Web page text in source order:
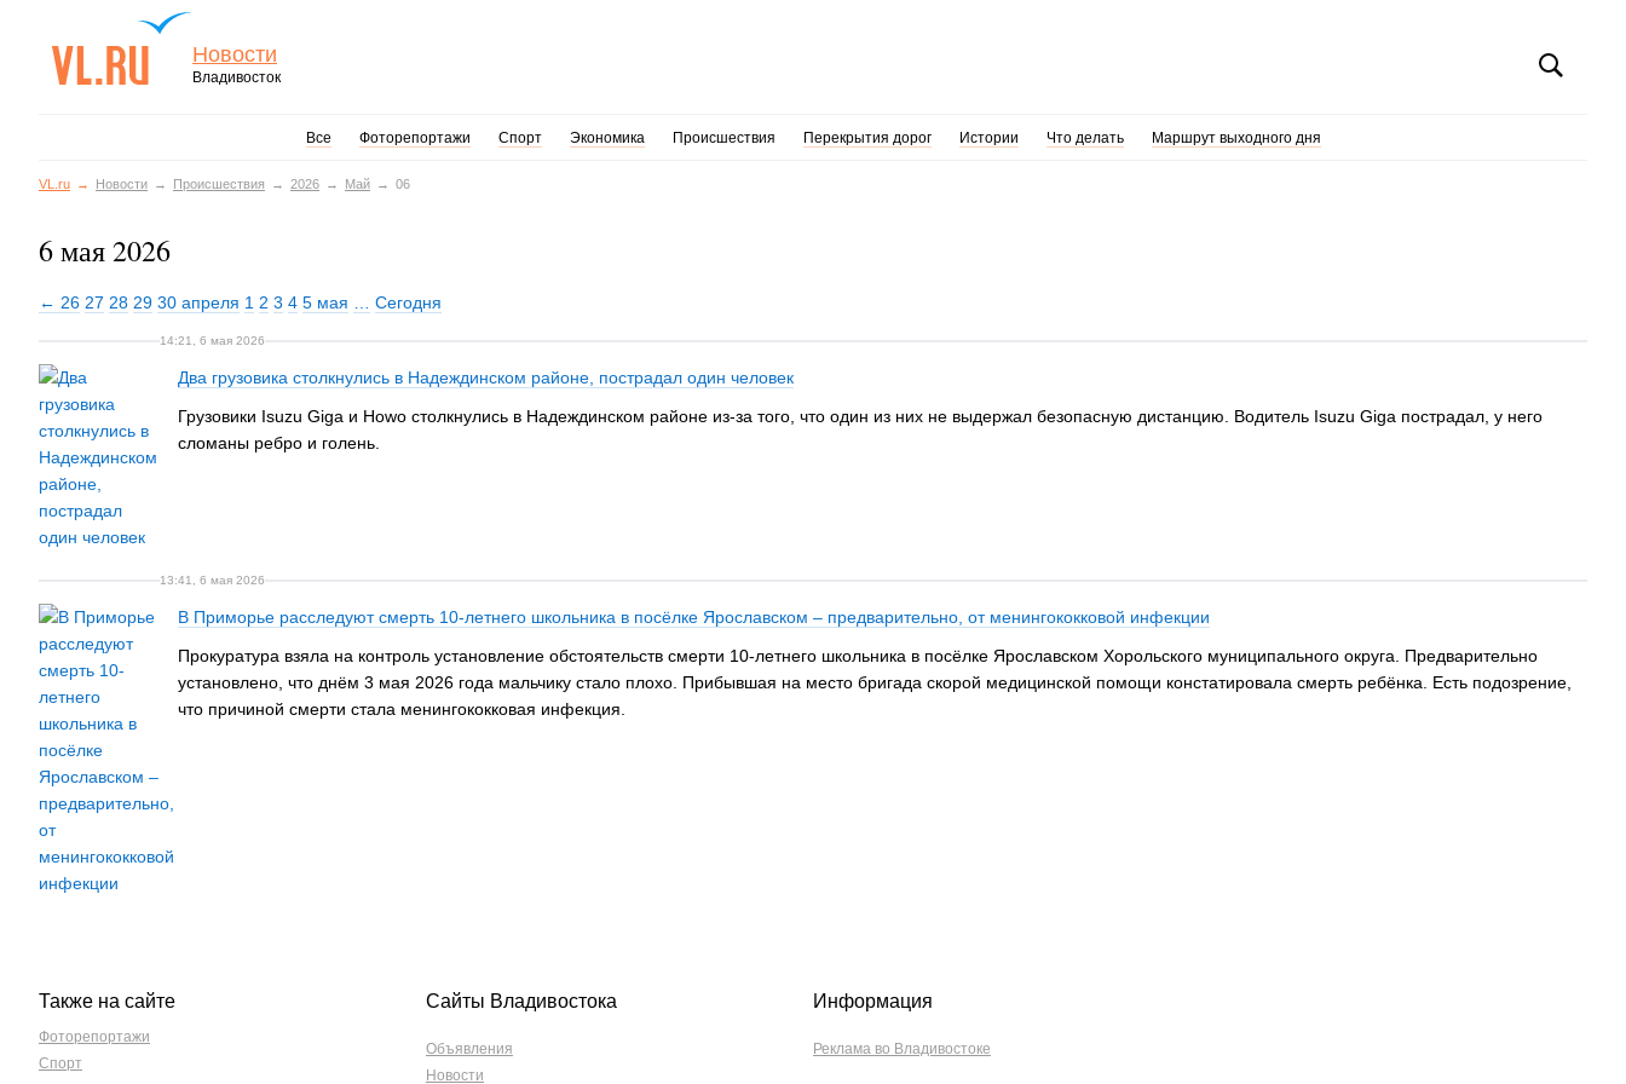
Новости
Владивосток
Все Фоторепортажи Спорт Экономика Происшествия Перекрытия дорог Истории Что делать Маршрут выходного дня
VL.ru Новости Происшествия 2026 Май 06
6 мая 2026
← 26 27 28 29 30 апреля 1 2 3 4 5 мая Сегодня
14:21, 6 мая 2026
Два грузовика столкнулись в Надеждинском районе, пострадал один человек
Грузовики Isuzu Giga и Howo столкнулись в Надеждинском районе из-за того, что один из них не выдержал безопасную дистанцию. Водитель Isuzu Giga пострадал, у него
сломаны ребро и голень.
13:41, 6 мая 2026
В Приморье расследуют смерть 10-летнего школьника в посёлке Ярославском – предварительно, от менингококковой инфекции
Прокуратура взяла на контроль установление обстоятельств смерти 10-летнего школьника в посёлке Ярославском Хорольского муниципального округа. Предварительно
установлено, что днём 3 мая 2026 года мальчику стало плохо. Прибывшая на место бригада скорой медицинской помощи констатировала смерть ребёнка. Есть подозрение,
что причиной смерти стала менингококковая инфекция.
Также на сайте
Фоторепортажи
Спорт
Сайты Владивостока
Объявления
Новости
Информация
Реклама во Владивостоке